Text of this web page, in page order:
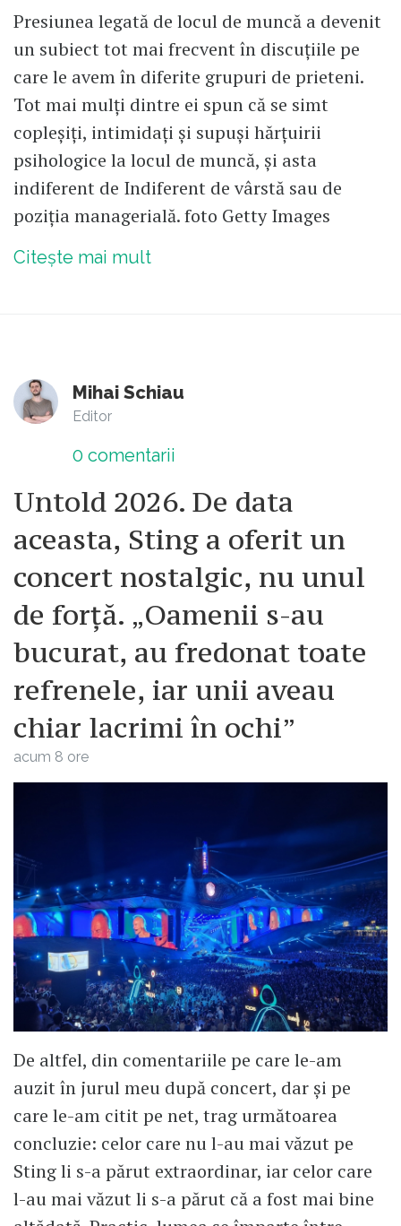
Presiunea legată de locul de muncă a devenit
un subiect tot mai frecvent în discuțiile pe
care le avem în diferite grupuri de prieteni.
Tot mai mulți dintre ei spun că se simt
copleșiți, intimidați și supuși hărțuirii
psihologice la locul de muncă, și asta
indiferent de Indiferent de vârstă sau de
poziția managerială. foto Getty Images
Citește mai mult
Mihai Schiau
Editor
0 comentarii
Untold 2026. De data
aceasta, Sting a oferit un
concert nostalgic, nu unul
de forță. „Oamenii s-au
bucurat, au fredonat toate
refrenele, iar unii aveau
chiar lacrimi în ochi”
acum 8 ore
De altfel, din comentariile pe care le-am
auzit în jurul meu după concert, dar și pe
care le-am citit pe net, trag următoarea
concluzie: celor care nu l-au mai văzut pe
Sting li s-a părut extraordinar, iar celor care
l-au mai văzut li s-a părut că a fost mai bine